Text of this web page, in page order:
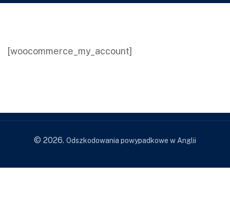
[woocommerce_my_account]
© 2026. Odszkodowania powypadkowe w Anglii